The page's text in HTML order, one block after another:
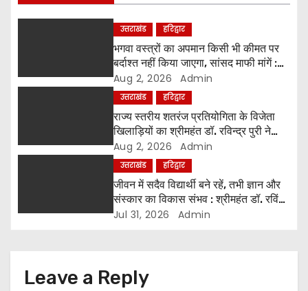
g
t
n
उत्तराखंड हरिद्वार
भगवा वस्त्रों का अपमान किसी भी कीमत पर
बर्दाश्त नहीं किया जाएगा, सांसद माफी मांगें :
श्रीमहंत डॉ. रविंद्र पुरी महाराज
Aug 2, 2026 Admin
उत्तराखंड हरिद्वार
राज्य स्तरीय शतरंज प्रतियोगिता के विजेता
खिलाड़ियों का श्रीमहंत डॉ. रविन्द्र पुरी ने
किया सम्मान
Aug 2, 2026 Admin
उत्तराखंड हरिद्वार
जीवन में सदैव विद्यार्थी बने रहें, तभी ज्ञान और
संस्कार का विकास संभव : श्रीमहंत डॉ. रविंद्र
पुरी
Jul 31, 2026 Admin
Leave a Reply